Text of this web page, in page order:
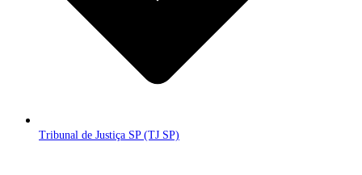
Tribunal de Justiça SP (TJ SP)